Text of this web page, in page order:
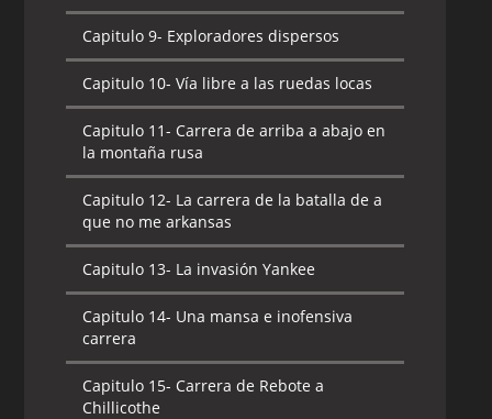
Capitulo 9- Exploradores dispersos
Capitulo 10- Vía libre a las ruedas locas
Capitulo 11- Carrera de arriba a abajo en
la montaña rusa
Capitulo 12- La carrera de la batalla de a
que no me arkansas
Capitulo 13- La invasión Yankee
Capitulo 14- Una mansa e inofensiva
carrera
Capitulo 15- Carrera de Rebote a
Chillicothe